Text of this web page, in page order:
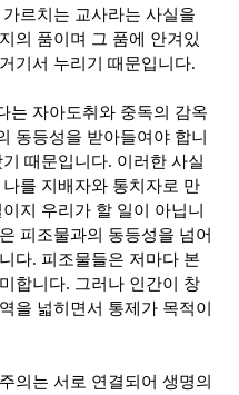
르치는 교사라는 사실을
의 품이며 그 품에 안겨있
기서 누리기 때문입니다.
는 자아도취와 중독의 감옥
동등성을 받아들여야 합니
때문입니다. 이러한 사실
를 지배자와 통치자로 만
지 우리가 할 일이 아닙니
피조물과의 동등성을 넘어
다. 피조물들은 저마다 본
합니다. 그러나 인간이 창
을 넓히면서 통제가 목적이
의는 서로 연결되어 생명의